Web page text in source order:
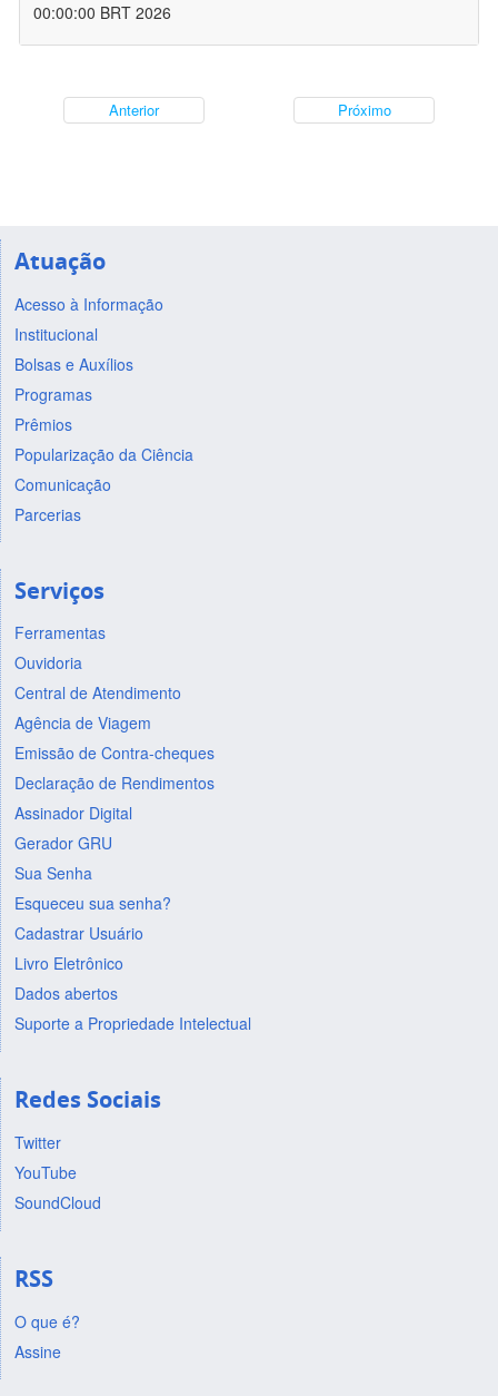
00:00:00 BRT 2026
Anterior Próximo
Atuação
Acesso à Informação
Institucional
Bolsas e Auxílios
Programas
Prêmios
Popularização da Ciência
Comunicação
Parcerias
Serviços
Ferramentas
Ouvidoria
Central de Atendimento
Agência de Viagem
Emissão de Contra-cheques
Declaração de Rendimentos
Assinador Digital
Gerador GRU
Sua Senha
Esqueceu sua senha?
Cadastrar Usuário
Livro Eletrônico
Dados abertos
Suporte a Propriedade Intelectual
Redes Sociais
Twitter
YouTube
SoundCloud
RSS
O que é?
Assine